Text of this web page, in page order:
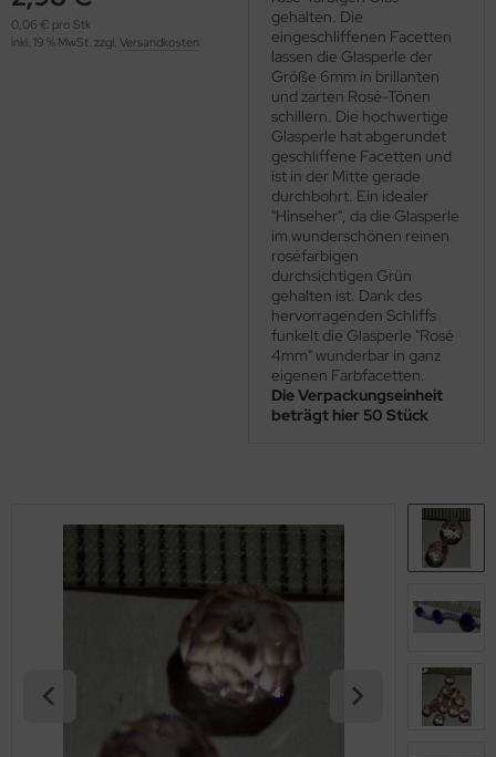
0,06 € pro Stk
inkl. 19 % MwSt. zzgl. Versandkosten
gehalten. Die
eingeschliffenen Facetten
lassen die Glasperle der
Größe 6mm in brillanten
und zarten Rosé-Tönen
schillern. Die hochwertige
Glasperle hat abgerundet
geschliffene Facetten und
ist in der Mitte gerade
durchbohrt. Ein idealer
"Hinseher", da die Glasperle
im wunderschönen reinen
roséfarbigen
durchsichtigen Grün
gehalten ist. Dank des
hervorragenden Schliffs
funkelt die Glasperle "Rosé
4mm" wunderbar in ganz
eigenen Farbfacetten.
Die Verpackungseinheit
beträgt hier 50 Stück